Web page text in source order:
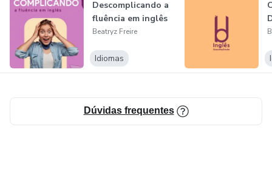
Descomplicando a
fluência em inglês
Beatryz Freire
Idiomas
Dúvidas frequentes